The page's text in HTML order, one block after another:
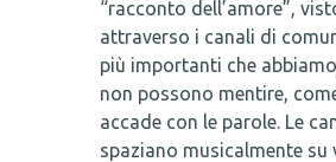
“racconto dell’amore”,
attraverso i canali di
più importanti che
non possono mentire,
accade con le parole. Le
spaziano musicalmente su